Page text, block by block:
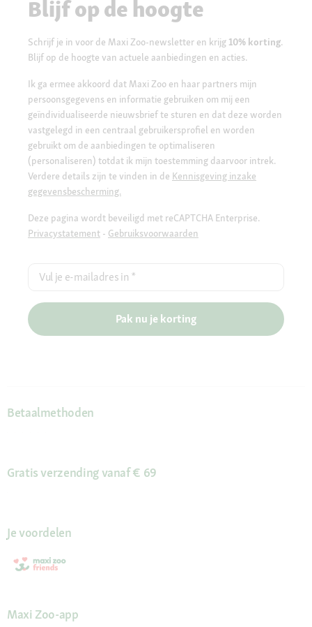
Blijf op de hoogte
Schrijf je in voor de Maxi Zoo-newsletter en krijg 10% korting.
Blijf op de hoogte van actuele aanbiedingen en acties.
Ik ga ermee akkoord dat Maxi Zoo en haar partners mijn
persoonsgegevens en informatie gebruiken om mij een
geïndividualiseerde nieuwsbrief te sturen en dat deze worden
vastgelegd in een centraal gebruikersprofiel en worden
gebruikt om de aanbiedingen te optimaliseren
(personaliseren) totdat ik mijn toestemming daarvoor intrek.
Verdere details zijn te vinden in de Kennisgeving inzake
gegevensbescherming.
Deze pagina wordt beveiligd met reCAPTCHA Enterprise.
Privacystatement - Gebruiksvoorwaarden
Vul je e-mailadres in *
Pak nu je korting
Betaalmethoden
Gratis verzending vanaf € 69
Je voordelen
Maxi Zoo-app